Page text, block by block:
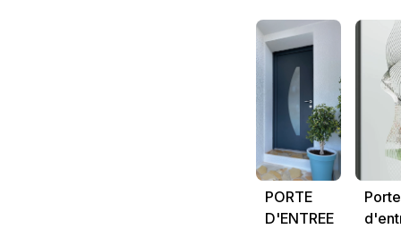
PORTE
D'ENTREE
Porte